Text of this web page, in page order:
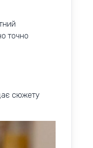
точно
сюжету